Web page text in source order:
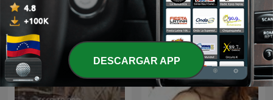
DESCARGAR APP